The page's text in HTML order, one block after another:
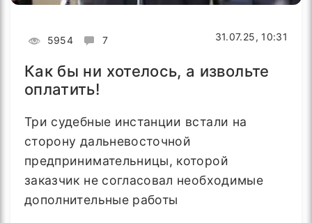
5954 7 31.07.25, 10:31
Как бы ни хотелось, а извольте
оплатить!
Три судебные инстанции встали на
сторону дальневосточной
предпринимательницы, которой
заказчик не согласовал необходимые
дополнительные работы